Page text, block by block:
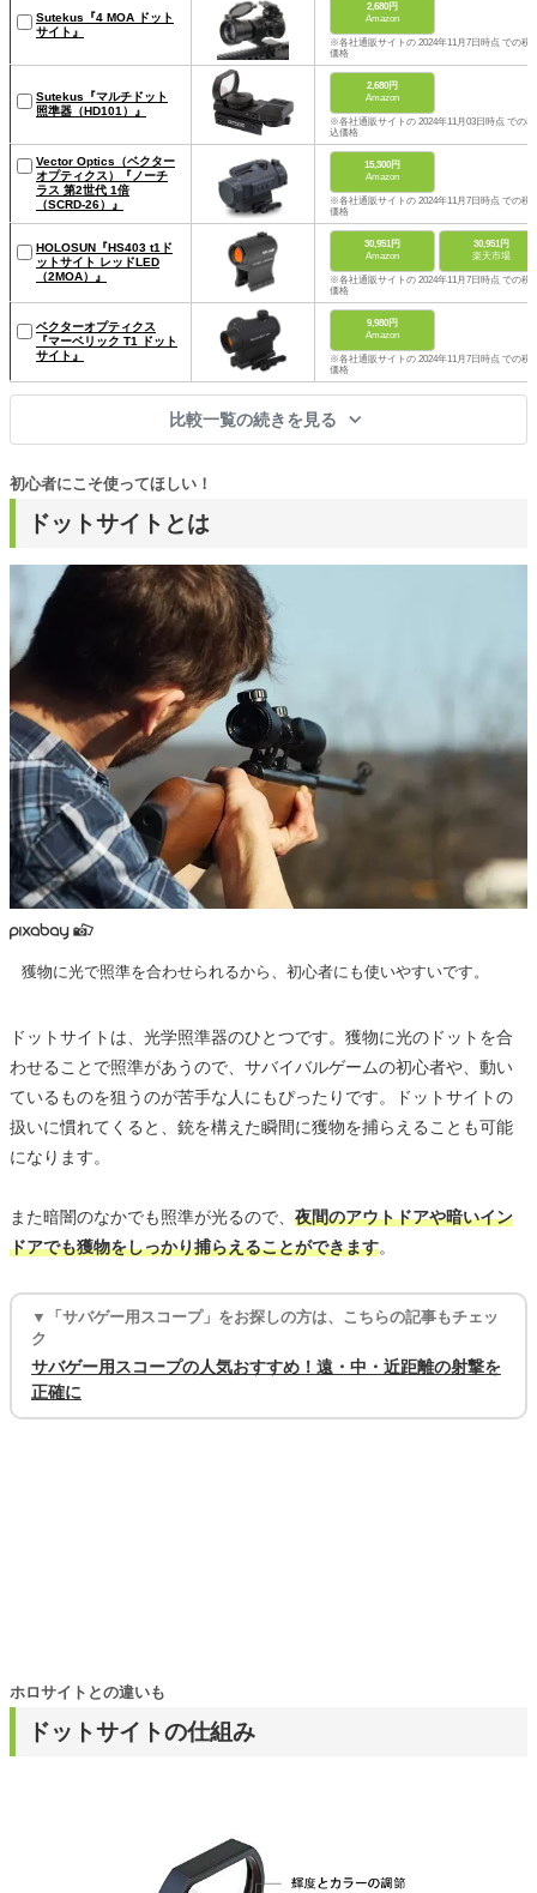
Sutekus『4 MOA ドット
サイト』
2,680円
Amazon
※各社通販サイトの 2024年11月7日時点 での税
価格
Sutekus『マルチドット
照準器（HD101）』
2,680円
Amazon
※各社通販サイトの 2024年11月03日時点 での税
込価格
Vector Optics（ベクター
オプティクス）『ノーチ
ラス 第2世代 1倍
（SCRD-26）』
15,300円
Amazon
※各社通販サイトの 2024年11月7日時点 での税
価格
HOLOSUN『HS403 t1ド
ットサイト レッドLED
（2MOA）』
30,951円
Amazon
30,951円
楽天市場
※各社通販サイトの 2024年11月7日時点 での税
価格
ベクターオプティクス
『マーベリック T1 ドット
サイト』
9,980円
Amazon
※各社通販サイトの 2024年11月7日時点 での税
価格
比較一覧の続きを見る
ドットサイトとは
初心者にこそ使ってほしい！
獲物に光で照準を合わせられるから、初心者にも使いやすいです。
ドットサイトは、光学照準器のひとつです。獲物に光のドットを合
わせることで照準があうので、サバイバルゲームの初心者や、動い
ているものを狙うのが苦手な人にもぴったりです。ドットサイトの
扱いに慣れてくると、銃を構えた瞬間に獲物を捕らえることも可能
になります。
また暗闇のなかでも照準が光るので、 夜間のアウトドアや暗いイン
ドアでも獲物をしっかり捕らえることができます。
▼「サバゲー用スコープ」をお探しの方は、こちらの記事もチェッ
ク
サバゲー用スコープの人気おすすめ！遠・中・近距離の射撃を
正確に
ドットサイトの仕組み
ホロサイトとの違いも